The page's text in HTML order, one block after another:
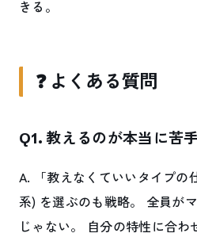
きる。
❓ よくある質問
Q1. 教えるのが本当に苦
A. 「教えなくていいタイプの
系) を選ぶのも戦略。 全員が
じゃない。 自分の特性に合わ